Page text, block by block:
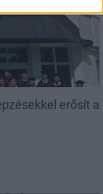
erősít a